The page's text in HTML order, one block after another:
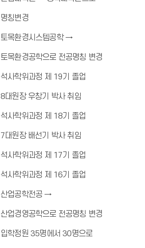
명칭변경
토목환경시스템공학 →
토목환경공학으로 전공명칭 변경
석사학위과정 제 19기 졸업
8대원장 우창기 박사 취임
석사학위과정 제 18기 졸업
7대원장 배선기 박사 취임
석사학위과정 제 17기 졸업
석사학위과정 제 16기 졸업
산업공학전공 →
산업경영공학으로 전공명칭 변경
입학정원 35명에서 30명으로